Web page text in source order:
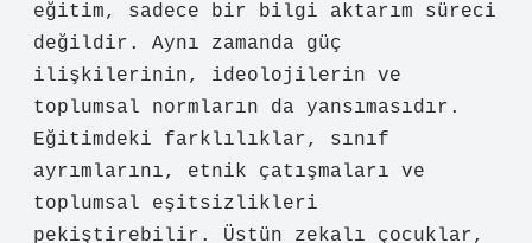
eğitim, sadece bir bilgi aktarım süreci
değildir. Aynı zamanda güç
ilişkilerinin, ideolojilerin ve
toplumsal normların da yansımasıdır.
Eğitimdeki farklılıklar, sınıf
ayrımlarını, etnik çatışmaları ve
toplumsal eşitsizlikleri
pekiştirebilir. Üstün zekalı çocuklar,